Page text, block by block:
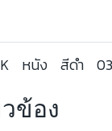
หนัง สีดำ
ข้อง